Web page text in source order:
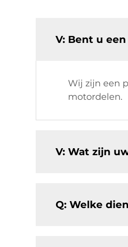
V: Bent u
Wij zijn een
motordelen.
V: Wat zijn
Q: Welke